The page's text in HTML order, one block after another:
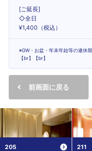
[ご延長]
◇全日
¥1,400（税込）
※GW・お盆・年末年始等の連休
【br】【br】
前画面に戻る
205 211